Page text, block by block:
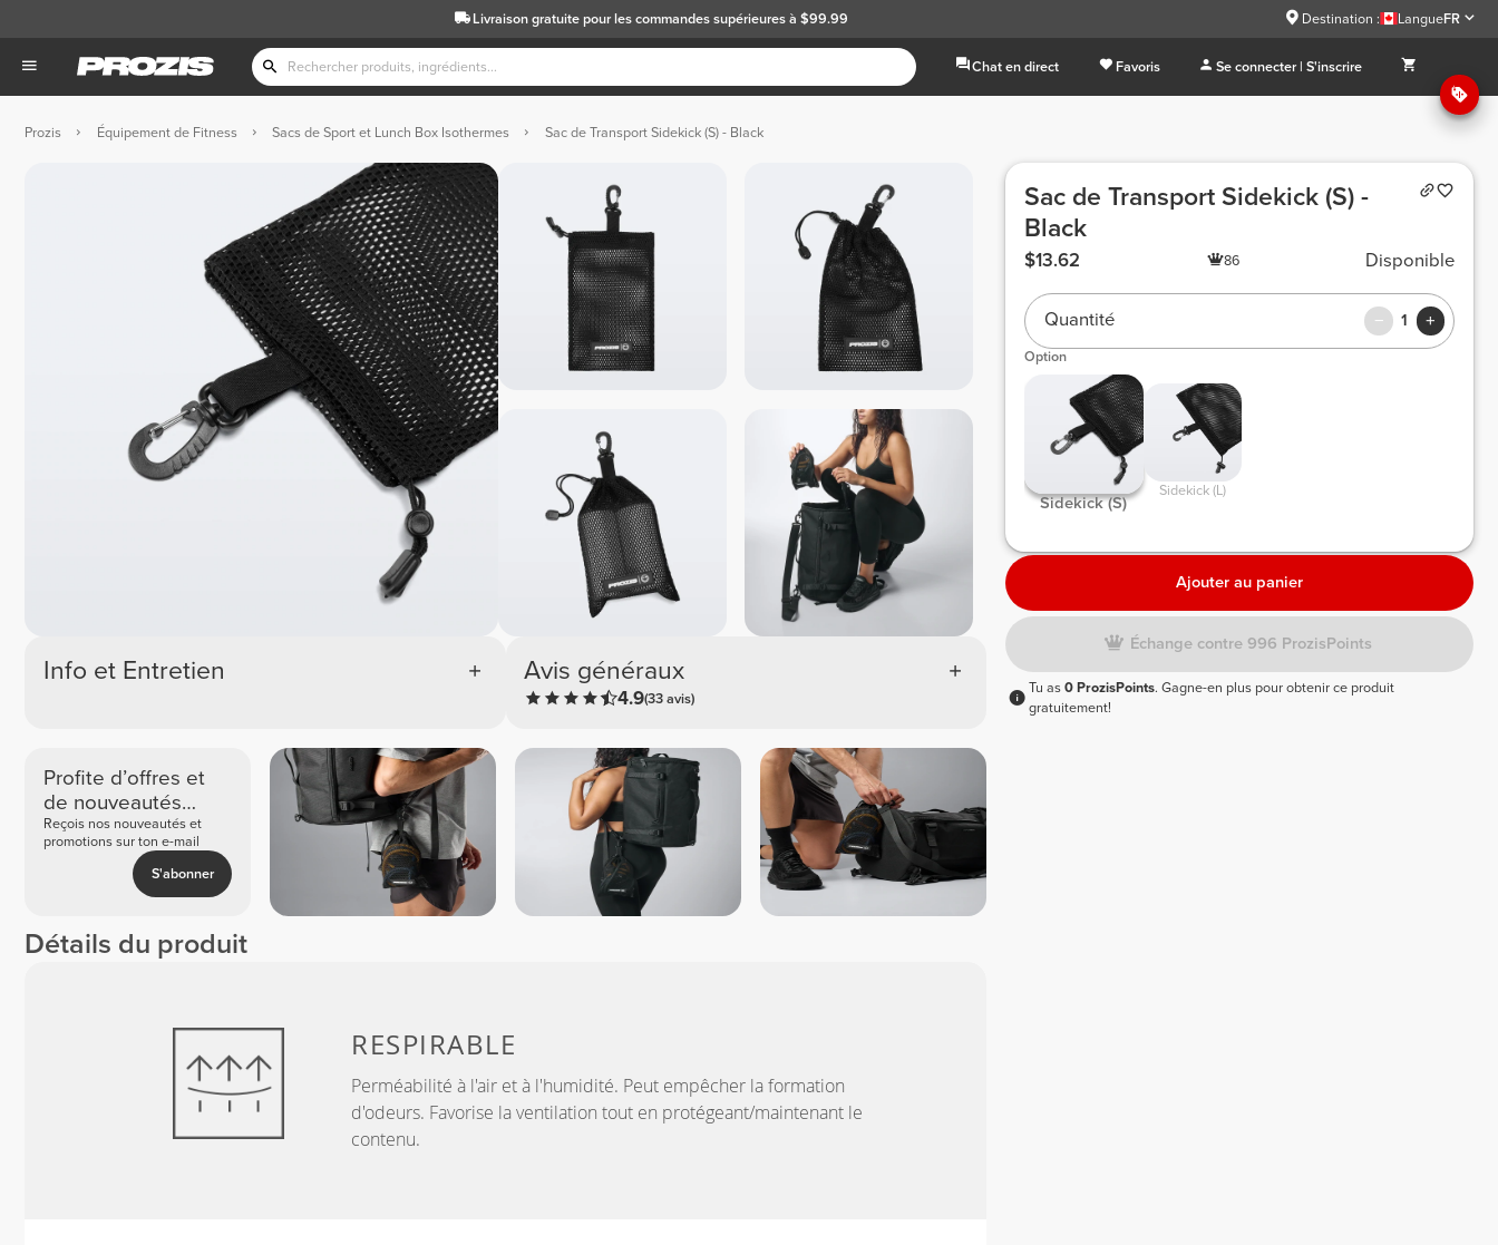
Livraison gratuitepour les commandes supérieures à $99.99 Destination : LangueFR
Chat en direct Favoris Se connecter | S'inscrire
Prozis Équipement de Fitness Sacs de Sport et Lunch Box Isothermes Sac de Transport Sidekick (S) - Black
Info et Entretien Avis généraux
4.9(33 avis)
Profite d’offres et
de nouveautés
exclusives
Reçois nos nouveautés et
promotions sur ton e-mail
S'abonner
Détails du produit
RESPIRABLE
Perméabilité à l'air et à l'humidité. Peut empêcher la formation
d'odeurs. Favorise la ventilation tout en protégeant/maintenant le
contenu.
Sac de Transport Sidekick (S) -
Black
$13.62 86 Disponible
Quantité 1
Option
Sidekick (S)
Sidekick (L)
Ajouter au panier
Échange contre 996 ProzisPoints
Tu as0 ProzisPoints. Gagne-en plus pour obtenir ce produit
gratuitement!